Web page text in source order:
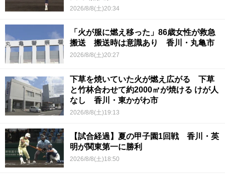
2026/8/8(土)20:34
「火が服に燃え移った」86歳女性が救急
搬送 搬送時は意識あり 香川・丸亀市
2026/8/8(土)20:27
下草を焼いていた火が燃え広がる 下草
と竹林合わせて約2000㎡が焼ける けが人
なし 香川・東かがわ市
2026/8/8(土)19:13
【試合経過】夏の甲子園1回戦 香川・英
明が関東第一に勝利
2026/8/8(土)18:50